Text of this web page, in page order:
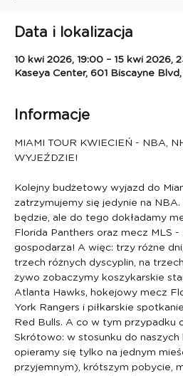
Data i lokalizacja
10 kwi 2026, 19:00 – 15 kwi 2026,
Kaseya Center, 601 Biscayne
Informacje
MIAMI TOUR KWIECIEŃ - NBA,
WYJEŹDZIE!
Kolejny budżetowy wyjazd do
zatrzymujemy się jedynie na
będzie, ale do tego dokładamy
Florida Panthers oraz mecz MLS
gospodarza! A więc: trzy różne
trzech różnych dyscyplin, na
żywo zobaczymy koszykarskie
Atlanta Hawks, hokejowy mecz
York Rangers i piłkarskie
Red Bulls. A co w tym przypadku
Skrótowo: w stosunku do naszych
opieramy się tylko na jednym
przyjemnym), krótszym pobycie,